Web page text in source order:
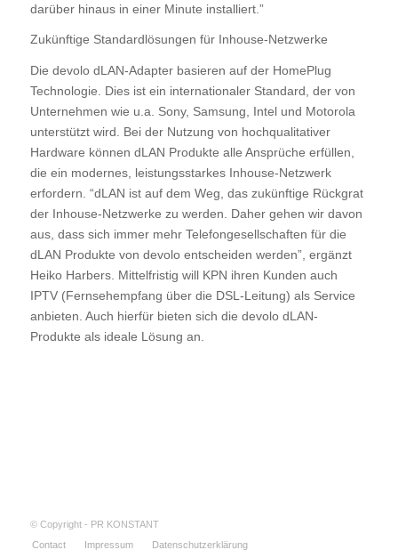
darüber hinaus in einer Minute installiert.”
Zukünftige Standardlösungen für Inhouse-Netzwerke
Die devolo dLAN-Adapter basieren auf der HomePlug
Technologie. Dies ist ein internationaler Standard, der von
Unternehmen wie u.a. Sony, Samsung, Intel und Motorola
unterstützt wird. Bei der Nutzung von hochqualitativer
Hardware können dLAN Produkte alle Ansprüche erfüllen,
die ein modernes, leistungsstarkes Inhouse-Netzwerk
erfordern. “dLAN ist auf dem Weg, das zukünftige Rückgrat
der Inhouse-Netzwerke zu werden. Daher gehen wir davon
aus, dass sich immer mehr Telefongesellschaften für die
dLAN Produkte von devolo entscheiden werden”, ergänzt
Heiko Harbers. Mittelfristig will KPN ihren Kunden auch
IPTV (Fernsehempfang über die DSL-Leitung) als Service
anbieten. Auch hierfür bieten sich die devolo dLAN-
Produkte als ideale Lösung an.
© Copyright - PR KONSTANT
Contact
Impressum Datenschutzerklärung